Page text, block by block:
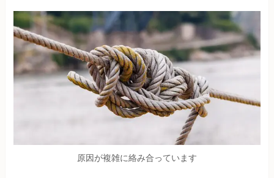
原因が複雑に絡み合っています